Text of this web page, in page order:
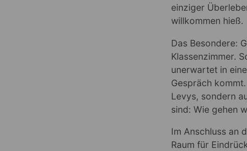
einziger
willkommen hieß.
Das Besondere:
Klassenzimmer.
unerwartet in
Gespräch
Levys, sondern
sind: Wie gehen
Im Anschluss an
Raum für